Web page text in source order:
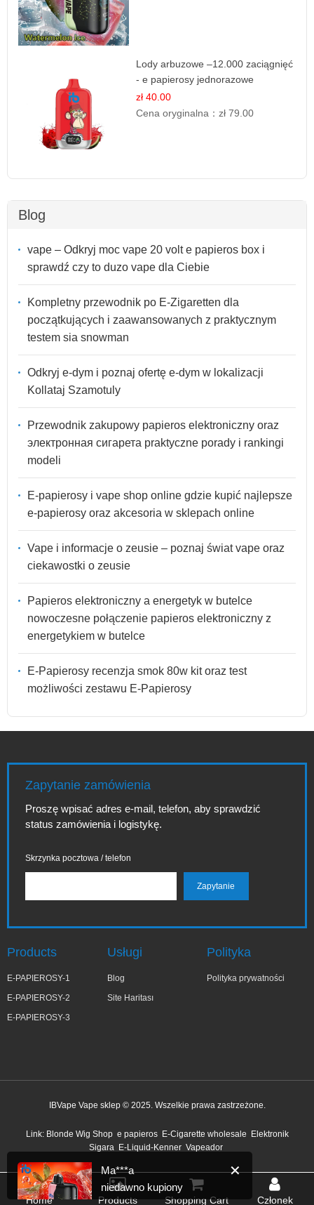
Lody arbuzowe –12.000 zaciągnięć
- e papierosy jednorazowe
zł 40.00
Cena oryginalna：zł 79.00
Blog
vape – Odkryj moc vape 20 volt e papieros box i
sprawdź czy to duzo vape dla Ciebie
Kompletny przewodnik po E-Zigaretten dla
początkujących i zaawansowanych z praktycznym
testem sia snowman
Odkryj e-dym i poznaj ofertę e-dym w lokalizacji
Kollataj Szamotuly
Przewodnik zakupowy papieros elektroniczny oraz
электронная сигарета praktyczne porady i rankingi
modeli
E-papierosy i vape shop online gdzie kupić najlepsze
e-papierosy oraz akcesoria w sklepach online
Vape i informacje o zeusie – poznaj świat vape oraz
ciekawostki o zeusie
Papieros elektroniczny a energetyk w butelce
nowoczesne połączenie papieros elektroniczny z
energetykiem w butelce
E-Papierosy recenzja smok 80w kit oraz test
możliwości zestawu E-Papierosy
Zapytanie zamówienia
Proszę wpisać adres e-mail, telefon, aby sprawdzić
status zamówienia i logistykę.
Skrzynka pocztowa / telefon
Products
E-PAPIEROSY-1
E-PAPIEROSY-2
E-PAPIEROSY-3
Usługi
Blog
Site Haritası
Polityka
Polityka prywatności
IBVape Vape sklep © 2025. Wszelkie prawa zastrzeżone.
Link: Blonde Wig Shop e papieros E-Cigarette wholesale
Elektronik
Sigara E-Liquid-Kenner Vapeador
Home Products Shopping Cart Członek
niedawno kupiony
1 godzinę temu